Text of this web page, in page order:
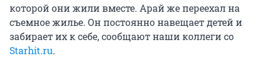
которой они жили вместе. Арай же переехал на
съемное жилье. Он постоянно навещает детей и
забирает их к себе, сообщают наши коллеги со
Starhit.ru.